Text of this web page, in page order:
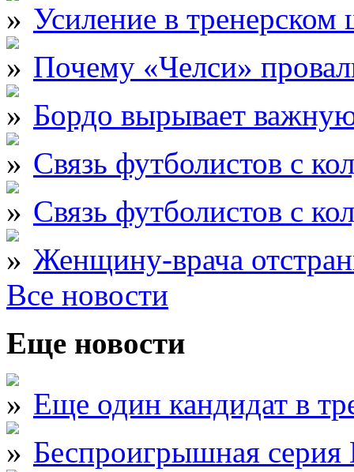
Усиление в
Почему «Челси»
Бордо вырывает
Связь футболистов с
Связь футболистов с
Женщину-врача
Все новости
Еще новости
Еще один кандидат в
Беспроигрышная